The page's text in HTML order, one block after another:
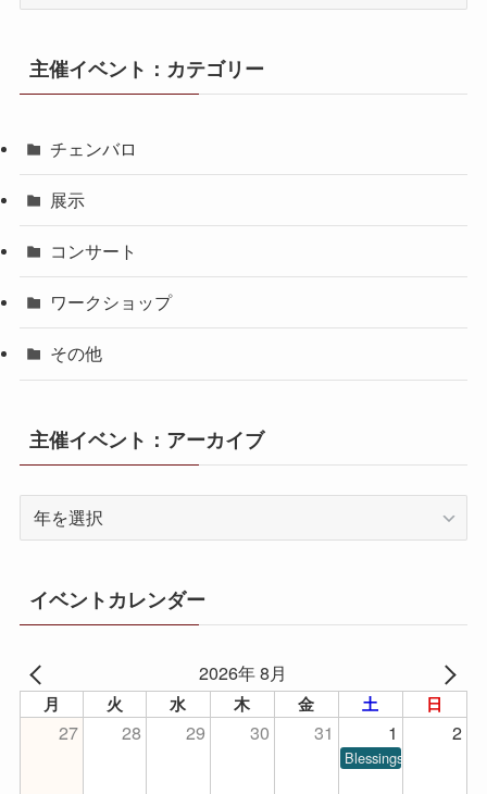
せ：
ブ
主催イベント：カテゴリー
チェンバロ
展示
コンサート
ワークショップ
その他
主催イベント：アーカイブ
イベントカレンダー
2026年 8月
月 火 水 木 金 土 日
27 28 29 30 31 1 2
Blessings of Piano